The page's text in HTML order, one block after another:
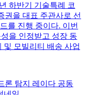
하반기 기술특례 코
권을 대표 주관사로 선
를 진행 중이다. 이번
을 인정받고 성장 동
및 모빌리티 배송 사업